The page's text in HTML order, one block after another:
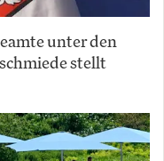
unter den
stellt